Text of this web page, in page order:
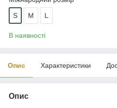
S M L
В наявності
Опис Характеристики
Опис